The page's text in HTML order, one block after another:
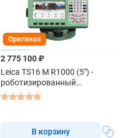
Оригинал
2 775 100 ₽
Leica TS16 M R1000 (5") -
роботизированный
тахеометр
В корзину